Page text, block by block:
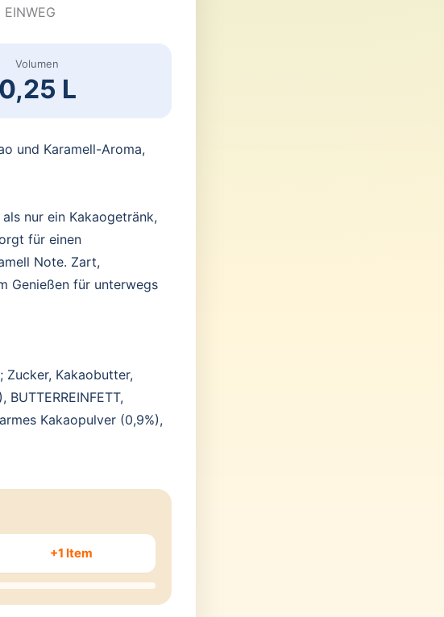
Volumen
0,25 L
und Karamell-Aroma,
nur ein Kakaogetränk,
für einen
Note. Zart,
Genießen für unterwegs
Zucker, Kakaobutter,
Kakaopulver (0,9%),
+1 Item